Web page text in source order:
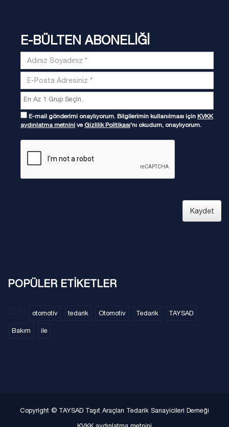
E-BÜLTEN ABONELİĞİ
E-mail gönderimi onaylıyorum. Bilgilerimin kullanılması için KVKK
aydınlatma metnini ve Gizlilik Politikası'nı okudum, onaylıyorum.
Kaydet
POPÜLER ETİKETLER
otomotiv tedarik Otomotiv Tedarik TAYSAD
Bakım ile
Copyright © TAYSAD Taşıt Araçları Tedarik Sanayicileri Derneği